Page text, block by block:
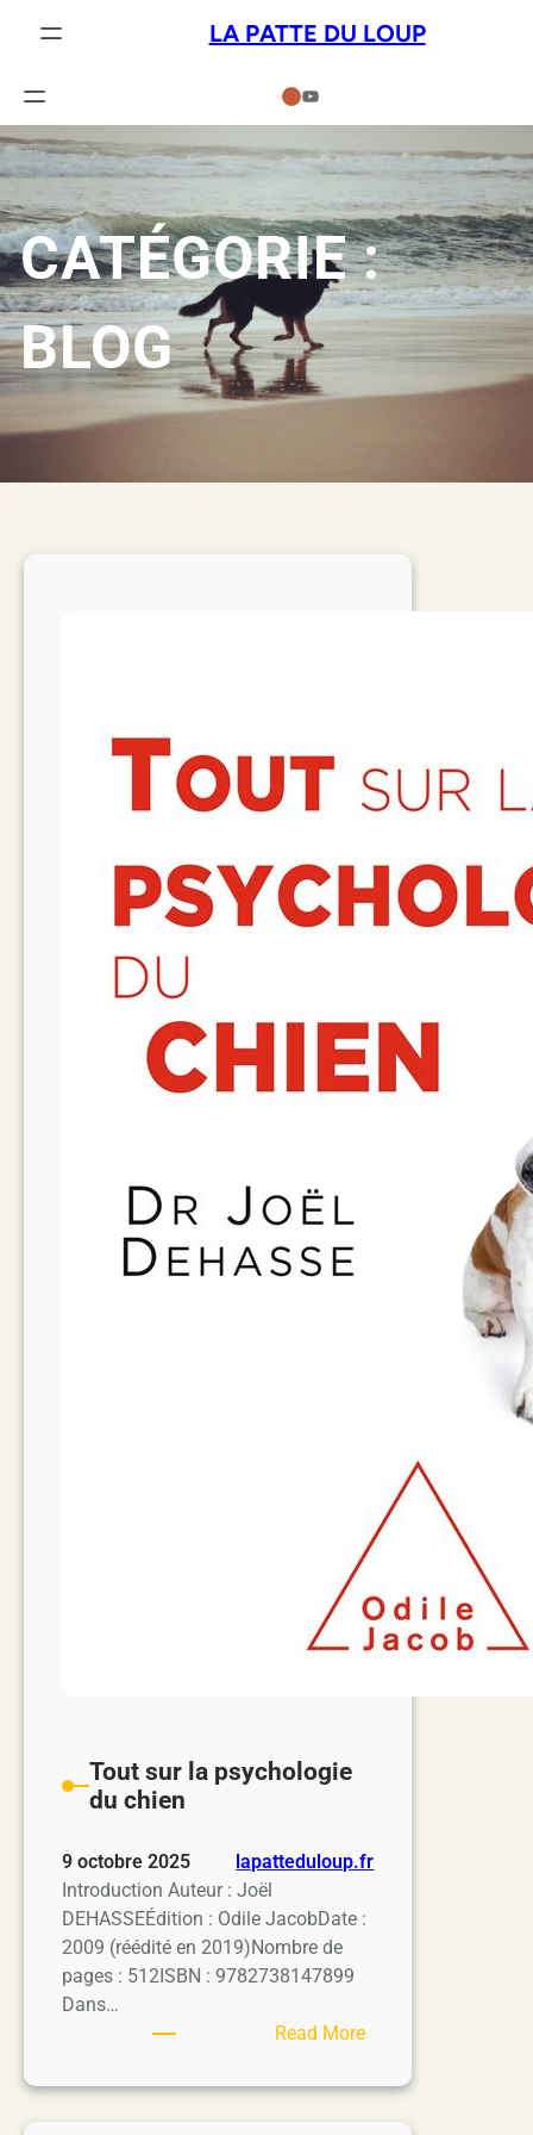
LA PATTE DU LOUP
InstagramYouTube
CATÉGORIE :
BLOG
Tout sur la psychologie
du chien
9 octobre 2025
lapatteduloup.fr
Introduction Auteur : Joël
DEHASSEÉdition : Odile JacobDate :
2009 (réédité en 2019)Nombre de
pages : 512ISBN : 9782738147899
Dans…
Read More:
sur
la